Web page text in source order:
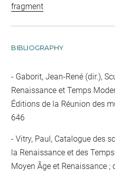
fragment
BIBLIOGRAPHY
Gaborit, Jean-René (dir.),
Renaissance et Temps
Éditions de la Réunion des
646
Vitry, Paul, Catalogue des
la Renaissance et des
Moyen Âge et Renaissance ;